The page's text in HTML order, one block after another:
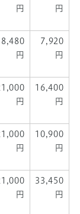
円
円
円
7,920
円
円
16,400
円
円
10,900
円
円
33,450
円